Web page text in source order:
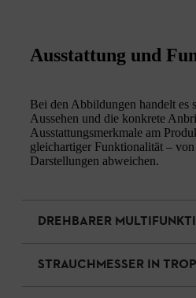
Ausstattung und
Bei den Abbildungen handelt es
Aussehen und die konkrete
Ausstattungsmerkmale am
gleichartiger Funktionalität –
Darstellungen abweichen.
DREHBARER
STRAUCHMESSER IN